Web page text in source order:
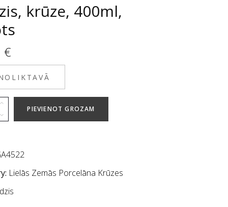
krūze, 400ml,
€
PIEVIENOT GROZAM
Lielās Zemās Porcelāna Krūzes